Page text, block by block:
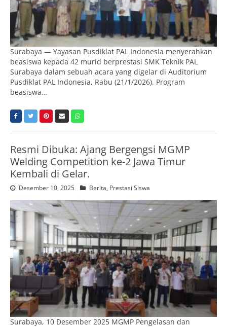
Surabaya — Yayasan Pusdiklat PAL Indonesia menyerahkan
beasiswa kepada 42 murid berprestasi SMK Teknik PAL
Surabaya dalam sebuah acara yang digelar di Auditorium
Pusdiklat PAL Indonesia, Rabu (21/1/2026). Program
beasiswa…
Resmi Dibuka: Ajang Bergengsi MGMP
Welding Competition ke-2 Jawa Timur
Kembali di Gelar.
Desember 10, 2025 Berita, Prestasi Siswa
Surabaya, 10 Desember 2025 MGMP Pengelasan dan